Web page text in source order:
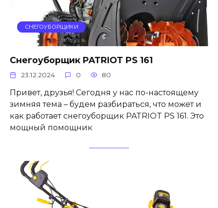
СНЕГОУБОРЩИКИ
Снегоуборщик PATRIOT PS 161
23.12.2024 0 80
Привет, друзья! Сегодня у нас по-настоящему
зимняя тема – будем разбираться, что может и
как работает снегоуборщик PATRIOT PS 161. Это
мощный помощник